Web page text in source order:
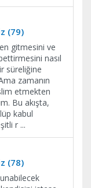
(79)
gitmesini ve
nasıl
süreliğine
zamanın
etmekten
Bu akışta,
kabul
r ...
(78)